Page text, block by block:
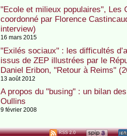
"Ecole et milieux populaires", Les
coordonné par Florence
interview)
16 mars 2015
"Exilés sociaux" : les difficultés
issus de ZEP illustrées par le
Daniel Eribon, "Retour à Reims"
13 août 2012
A propos du "busing" : un bilan
Oullins
9 février 2008
RSS 2.0